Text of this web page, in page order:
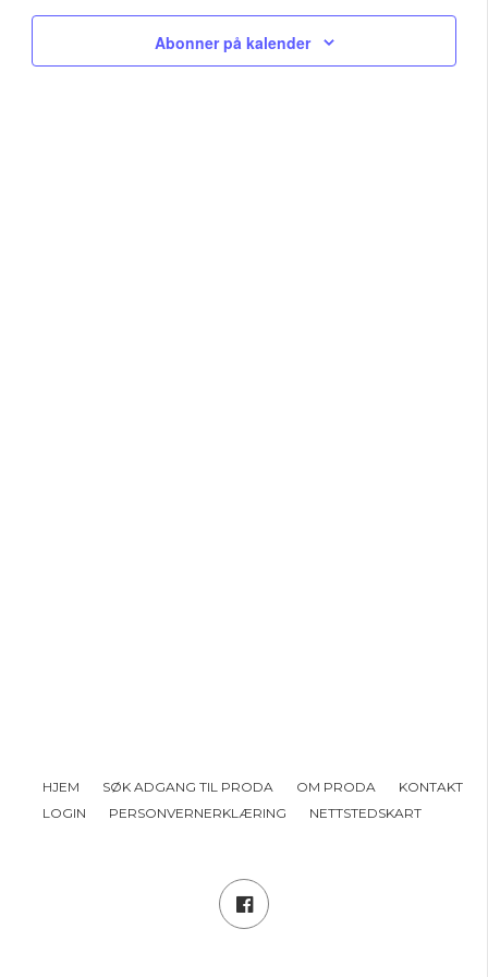
and
Abonner på kalender
HJEM SØK ADGANG TIL PRODA OM PRODA
KONTAKT
LOGIN
PERSONVERNERKLÆRING NETTSTEDSKART